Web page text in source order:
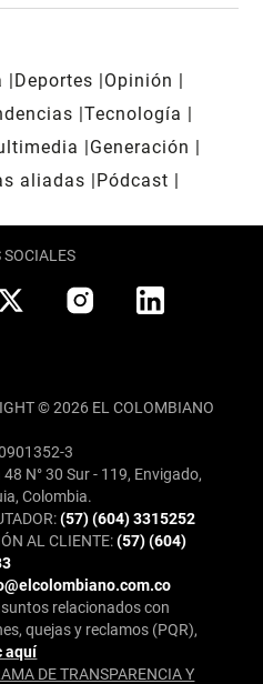
Deportes
Opinión
Tecnología
Generación
aliadas
Pódcast
SOCIALES
© 2026 EL COLOMBIANO
3
N° 30 Sur - 119, Envigado,
Colombia.
(57) (604) 3315252
AL CLIENTE:(57) (604)
relacionados con
quejas y reclamos (PQR),
aquí
DE TRANSPARENCIA Y